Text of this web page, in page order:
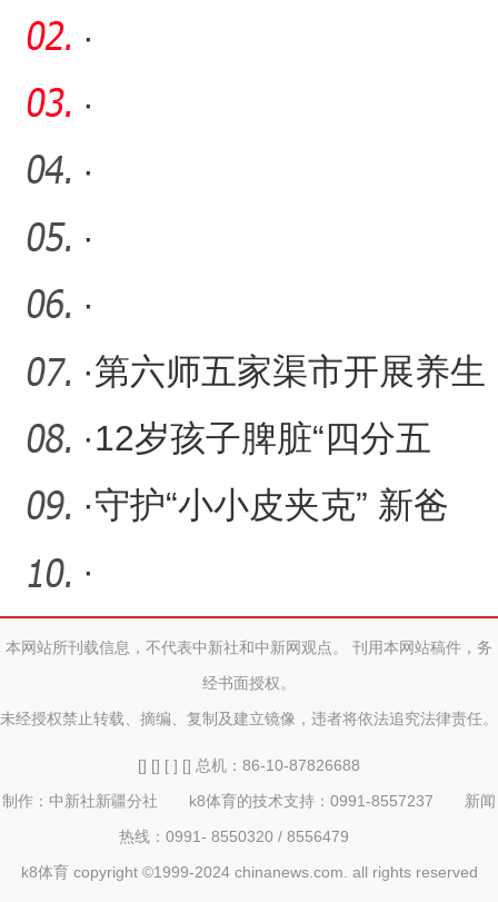
·
·
·
·
·
·第六师五家渠市开展养生
保健市场专项整治
·12岁孩子脾脏“四分五
裂”台州援疆专家介入手术
保
·守护“小小皮夹克” 新爸
爸“壕”送4面锦旗传递爱
·
本网站所刊载信息，不代表中新社和中新网观点。 刊用本网站稿件，务
经书面授权。
未经授权禁止转载、摘编、复制及建立镜像，违者将依法追究法律责任。
[] [] [ ] [] 总机：86-10-87826688
制作：中新社新疆分社 k8体育的技术支持：0991-8557237 新闻
热线：0991- 8550320 / 8556479
k8体育 copyright ©1999-2024 chinanews.com. all rights reserved